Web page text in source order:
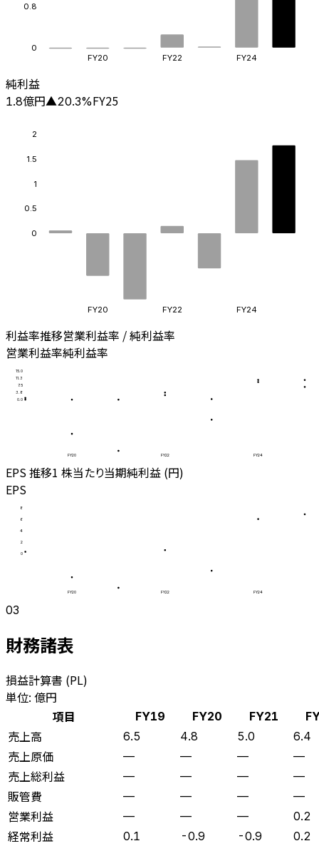
0
0.8
FY20 FY22 FY24
純利益
1.8億円▲20.3%FY25
0
0.5
1
1.5
2
FY20 FY22 FY24
利益率推移営業利益率 / 純利益率
営業利益率純利益率
0.0
3.8
7.5
11.3
15.0
FY20 FY22 FY24
EPS 推移1 株当たり当期純利益 (円)
EPS
0
2
4
6
8
FY20 FY22 FY24
03
財務諸表
損益計算書 (PL)
単位: 億円
項目
FY19 FY20 FY21
売上高 6.5 4.8 5.0 6.4
売上原価 — — — —
売上総利益 — — — —
販管費 — — — —
営業利益 — — — 0.2
経常利益 0.1 -0.9 -0.9 0.2